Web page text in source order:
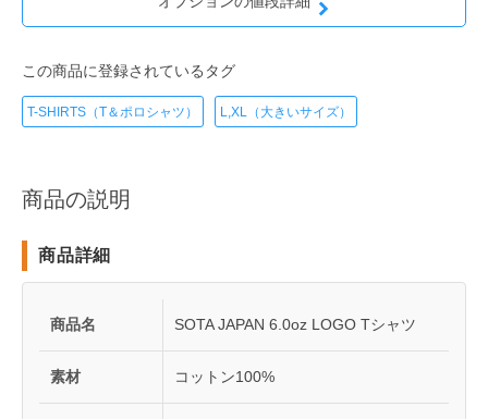
この商品に登録されているタグ
T-SHIRTS（T＆ポロシャツ） L,XL（大きいサイズ）
商品の説明
商品詳細
商品名 SOTA JAPAN 6.0oz LOGO Tシャツ
素材 コットン100%